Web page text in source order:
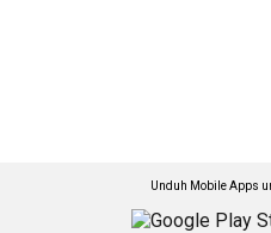
Unduh Mobile Apps